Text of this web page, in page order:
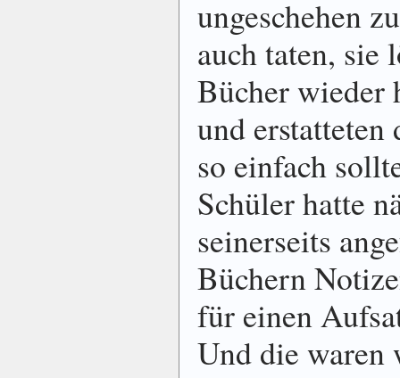
ungeschehen
auch taten, sie
Bücher wieder
und
so einfach
Schüler hatte
seinerseits
Büchern
für einen
Und die waren